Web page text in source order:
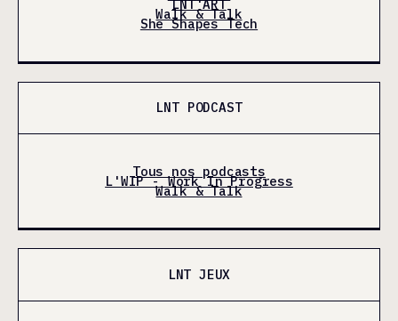
LNT'ART
Walk & Talk
She Shapes Tech
LNT PODCAST
Tous nos podcasts
L'WIP - Work In Progress
Walk & Talk
LNT JEUX